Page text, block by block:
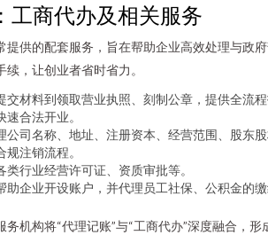
工商代办及相关服务
提供的配套服务，旨在帮助企业高效处理与政
，让创业者省时省力。
交材料到领取营业执照、刻制公章，提供全流
合法开业。
公司名称、地址、注册资本、经营范围、股东
注销流程。
类行业经营许可证、资质审批等。
助企业开设账户，并代理员工社保、公积金的
机构将“代理记账”与“工商代办”深度融合，形